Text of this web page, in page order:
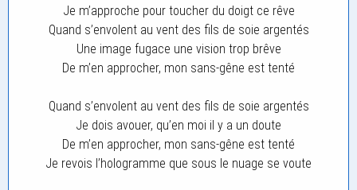
Je m’approche pour toucher du doigt ce rêve
Quand s’envolent au vent des fils de soie argentés
Une image fugace une vision trop brêve
De m’en approcher, mon sans-gêne est tenté
Quand s’envolent au vent des fils de soie argentés
Je dois avouer, qu’en moi il y a un doute
De m’en approcher, mon sans-gêne est tenté
Je revois l’hologramme que sous le nuage se voute